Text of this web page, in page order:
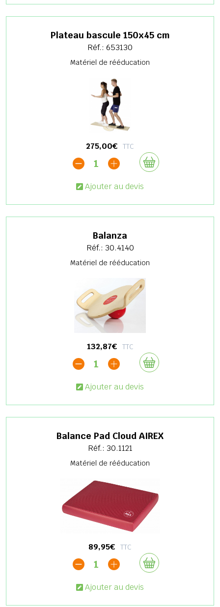
Plateau bascule 150x45 cm
Réf.: 653130
Matériel de rééducation
275,00€ TTC
1
Ajouter au devis
Balanza
Réf.: 30.4140
Matériel de rééducation
132,87€ TTC
1
Ajouter au devis
Balance Pad Cloud AIREX
Réf.: 30.1121
Matériel de rééducation
89,95€ TTC
1
Ajouter au devis